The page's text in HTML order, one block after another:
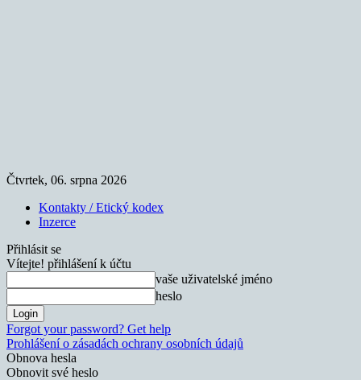
Čtvrtek, 06. srpna 2026
Kontakty / Etický kodex
Inzerce
Přihlásit se
Vítejte! přihlášení k účtu
vaše uživatelské jméno
heslo
Forgot your password? Get help
Prohlášení o zásadách ochrany osobních údajů
Obnova hesla
Obnovit své heslo